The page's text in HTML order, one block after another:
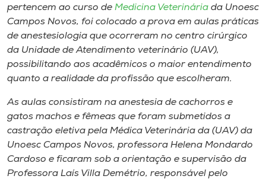
Selecione
o idioma
A+
pertencem ao curso de Medicina Veterinária da Unoesc
Campos Novos, foi colocado a prova em aulas práticas
de anestesiologia que ocorreram no centro cirúrgico
da Unidade de Atendimento veterinário (UAV),
possibilitando aos acadêmicos o maior entendimento
quanto a realidade da profissão que escolheram.
As aulas consistiram na anestesia de cachorros e
gatos machos e fêmeas que foram submetidos a
castração eletiva pela Médica Veterinária da (UAV) da
Unoesc Campos Novos, professora Helena Mondardo
Cardoso e ficaram sob a orientação e supervisão da
Professora Laís Villa Demétrio, responsável pelo